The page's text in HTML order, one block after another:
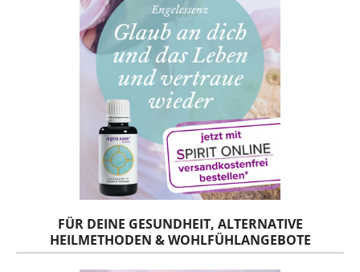
FÜR DEINE GESUNDHEIT, ALTERNATIVE
HEILMETHODEN & WOHLFÜHLANGEBOTE